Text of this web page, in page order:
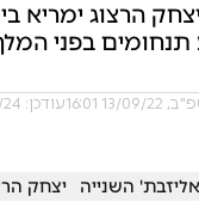
הרצוג ימריא
תנחומים בפני
16:01 עודכן: 30/08/24 16:23
השנייה יצחק